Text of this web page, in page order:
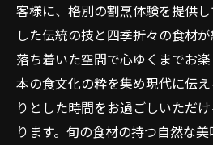
客様に、格別の割烹体験を提供
した伝統の技と四季折々の食材
落ち着いた空間で心ゆくまでお
本の食文化の粋を集め現代に伝
りとした時間をお過ごしいただ
ります。旬の食材の持つ自然な